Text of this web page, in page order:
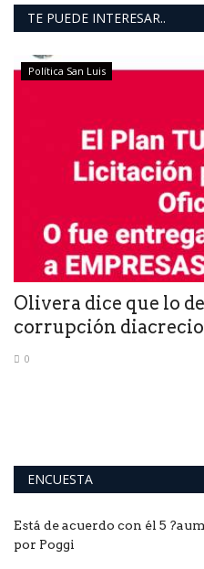
TE PUEDE INTERESAR..
Política San Luis
Olivera dice que lo
corrupción
0
ENCUESTA
Está de acuerdo con él 5
por Poggi